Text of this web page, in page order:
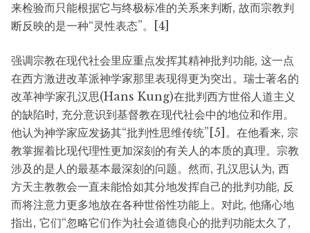
来检验而只能根据它与终极标准的关系来判断, 故而宗教判
断反映的是一种“灵性表态”。[4]
强调宗教在现代社会里应重点发挥其精神批判功能, 这一点
在西方激进改革派神学家那里表现得更为突出。瑞士著名的
改革神学家孔汉思(Hans Kung)在批判西方世俗人道主义
的缺陷时, 充分意识到基督教在现代社会中的地位和作用。
他认为神学家应发扬其“批判性思维传统”[5]。在他看来, 宗
教掌握着比现代理性更加深刻的有关人的本质的真理。宗教
涉及的是人的最基本最深刻的问题。然而, 孔汉思认为, 西
方天主教教会一直未能恰如其分地发挥自己的批判功能, 反
而将注意力更多地放在各种世俗性功能上。对此, 他痛心地
指出, 它们“忽略它们作为社会道德良心的批判功能太久了,